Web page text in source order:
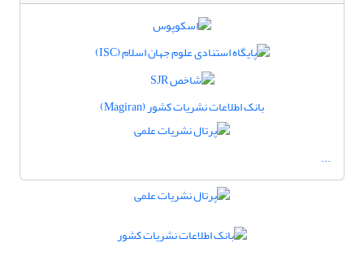
بانک اطلاعات نشریات کشور (Magiran)
...